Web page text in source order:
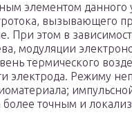
элементом данного
вызывающего
При этом в
модуляции
термического
электрода. Режиму
более точным и